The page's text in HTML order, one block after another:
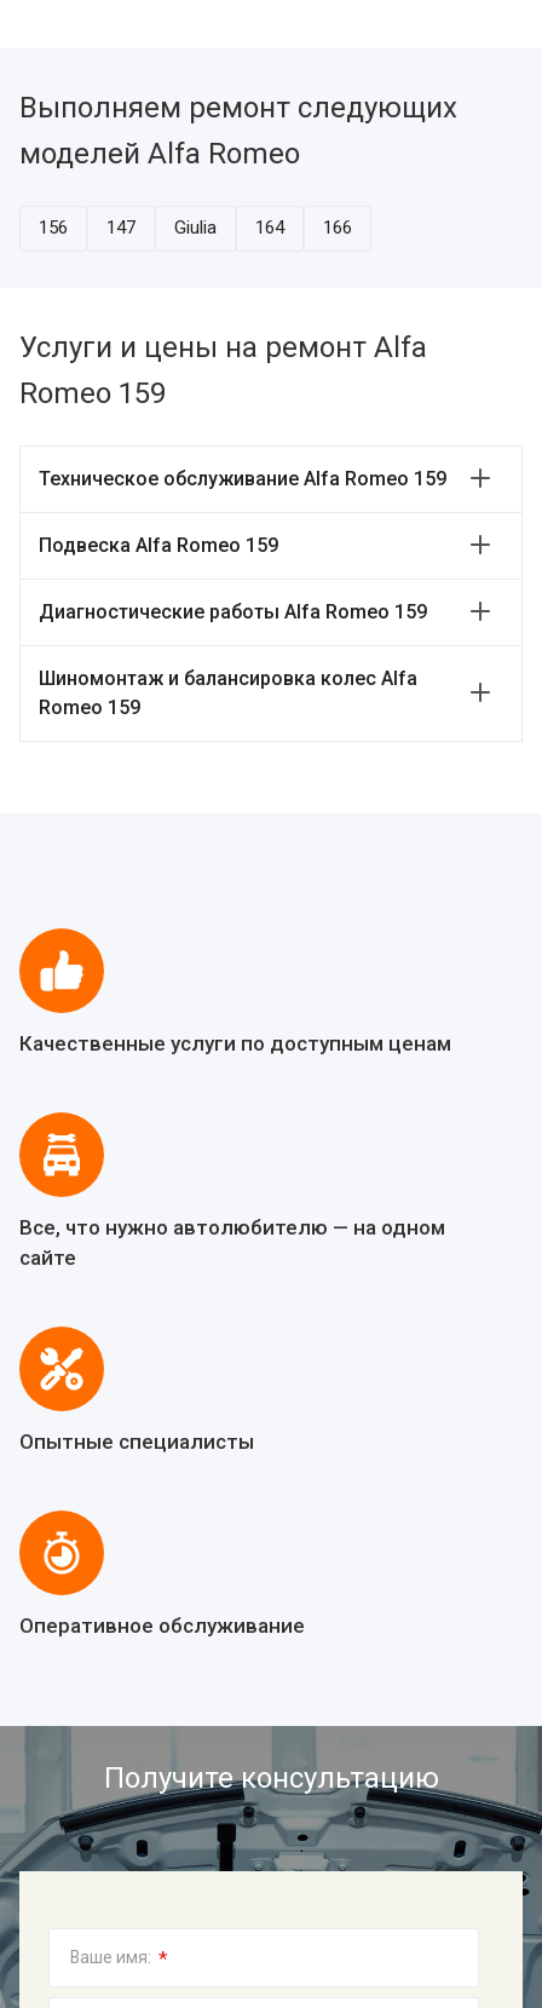
Выполняем ремонт следующих
моделей Alfa Romeo
156 147 Giulia 164 166
Услуги и цены на ремонт Alfa
Romeo 159
Техническое обслуживание Alfa Romeo 159
Подвеска Alfa Romeo 159
Диагностические работы Alfa Romeo 159
Шиномонтаж и балансировка колес Alfa
Romeo 159
Качественные услуги по доступным ценам
Все, что нужно автолюбителю — на одном
сайте
Опытные специалисты
Оперативное обслуживание
Получите консультацию
Ваше имя: *